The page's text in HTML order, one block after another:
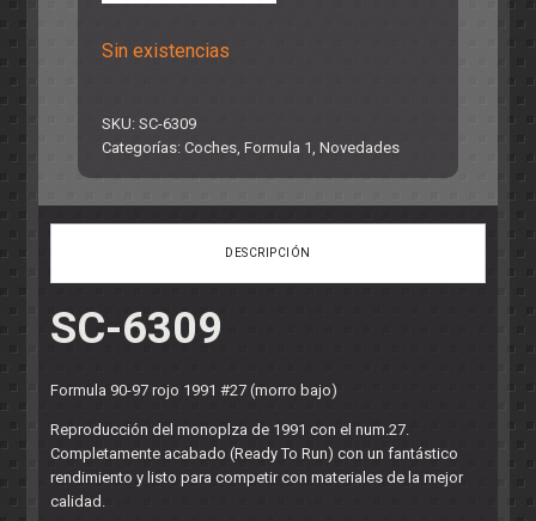
Sin existencias
SKU:SC-6309
Categorías:Coches ,Formula 1 ,Novedades
DESCRIPCIÓN
SC-6309
Formula 90-97 rojo 1991 #27 (morro bajo)
Reproducción del monoplza de 1991 con el num.27.
Completamente acabado (Ready To Run) con un fantástico
rendimiento y listo para competir con materiales de la mejor
calidad.